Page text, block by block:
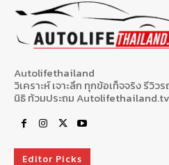
Autolifethailand
วิเคราะห์ เจาะลึก ทุกข้อเท็จจริง รีวิ
นิธิ ท้วมประถม
Editor Picks